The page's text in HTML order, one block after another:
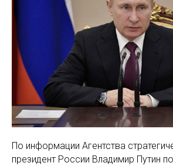
По информации Агентства
президент России Владимир Путин